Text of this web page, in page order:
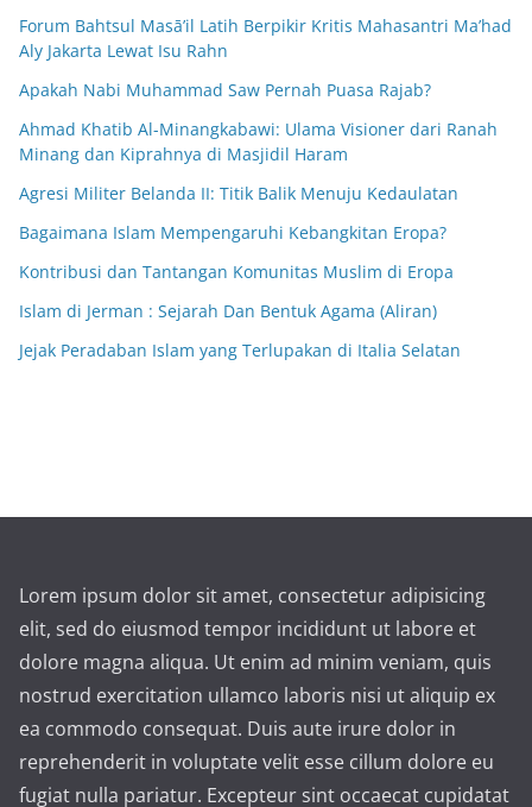
Forum Bahtsul Masā’il Latih Berpikir Kritis Mahasantri Ma’had
Aly Jakarta Lewat Isu Rahn
Apakah Nabi Muhammad Saw Pernah Puasa Rajab?
Ahmad Khatib Al-Minangkabawi: Ulama Visioner dari Ranah
Minang dan Kiprahnya di Masjidil Haram
Agresi Militer Belanda II: Titik Balik Menuju Kedaulatan
Bagaimana Islam Mempengaruhi Kebangkitan Eropa?
Kontribusi dan Tantangan Komunitas Muslim di Eropa
Islam di Jerman : Sejarah Dan Bentuk Agama (Aliran)
Jejak Peradaban Islam yang Terlupakan di Italia Selatan
Lorem ipsum dolor sit amet, consectetur adipisicing
elit, sed do eiusmod tempor incididunt ut labore et
dolore magna aliqua. Ut enim ad minim veniam, quis
nostrud exercitation ullamco laboris nisi ut aliquip ex
ea commodo consequat. Duis aute irure dolor in
reprehenderit in voluptate velit esse cillum dolore eu
fugiat nulla pariatur. Excepteur sint occaecat cupidatat